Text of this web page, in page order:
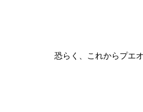
恐らく、これからプエ